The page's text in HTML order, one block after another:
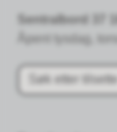
Sentralbord 37
Åpent tysdag,
Søk etter tilsette